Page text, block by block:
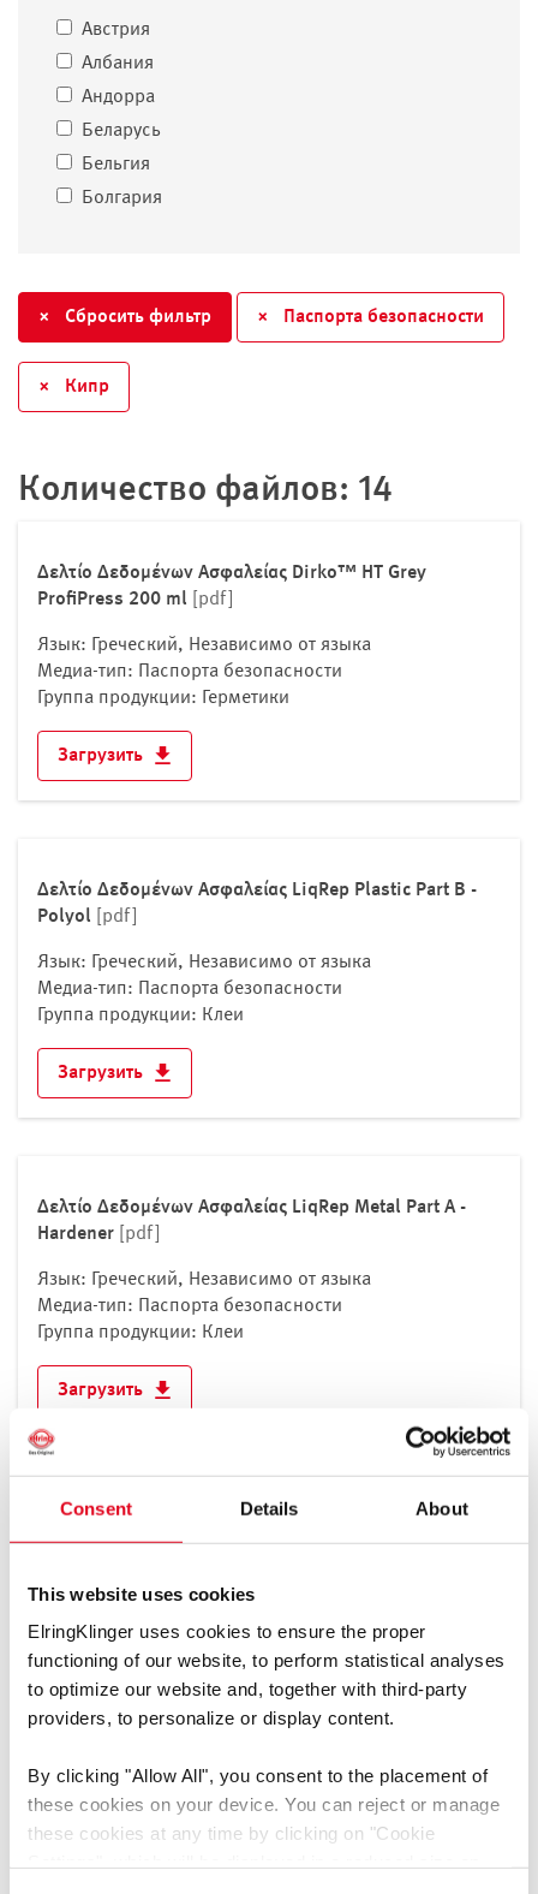
Consent Details About
This website uses cookies
ElringKlinger uses cookies to ensure the proper
functioning of our website, to perform statistical analyses
to optimize our website and, together with third-party
providers, to personalize or display content.
By clicking "Allow All", you consent to the placement of
these cookies on your device. You can reject or manage
these cookies at any time by clicking on "Cookie
Австрия
Албания
Андорра
Беларусь
Бельгия
Болгария
Германия
Греция
Ирландия
Испания
Италия
Кипр
Косово
Латвия
Литва
Лихтенштейн
Люксембург
Монако
Норвегия
Российская Федерация
Сербия
Словакия
Словения
Украина
Финляндия
Чешская республика
Швейцария
Швеция
Северная и Южная Америка
× Сбросить фильтр × Паспорта безопасности
× Кипр
Количество файлов: 14
Δελτίο Δεδομένων Ασφαλείας Dirko™ HT Grey
ProfiPress 200 ml
[pdf]
Язык: Греческий, Независимо от языка
Медиа-тип: Паспорта безопасности
Группа продукции: Герметики
Загрузить
Δελτίο Δεδομένων Ασφαλείας LiqRep Plastic Part B -
Polyol
[pdf]
Язык: Греческий, Независимо от языка
Медиа-тип: Паспорта безопасности
Группа продукции: Клеи
Загрузить
Δελτίο Δεδομένων Ασφαλείας LiqRep Metal Part A -
Hardener
[pdf]
Язык: Греческий, Независимо от языка
Медиа-тип: Паспорта безопасности
Группа продукции: Клеи
Загрузить
Язык: Греческий, Независимо от языка
Медиа-тип: Паспорта безопасности
Группа продукции: Клеи
Загрузить
Δελτίο Δεδομένων Ασφαλείας LiqRep Plastic Part A -
Isocyanate [pdf]